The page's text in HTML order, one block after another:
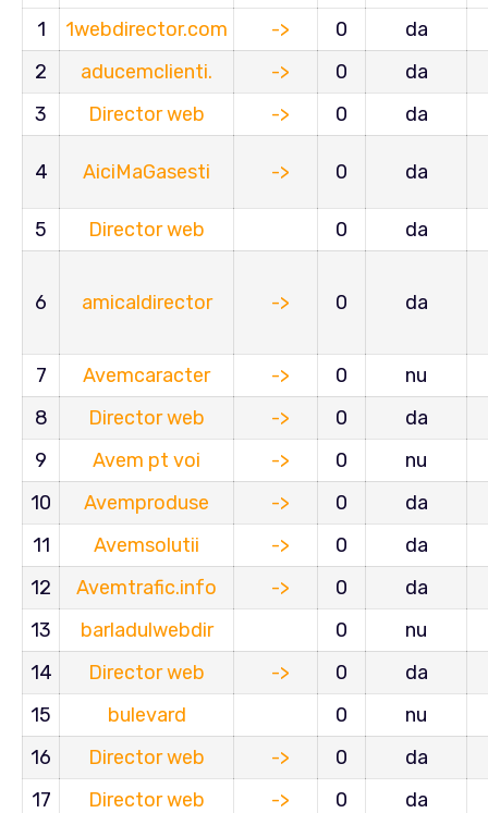
1 1webdirector.com -> 0
da
2
aducemclienti. -> 0
da
3
Director web -> 0 da
4 AiciMaGasesti -> 0 da
5 Director web 0 da
6 amicaldirector -> 0 da
7 Avemcaracter -> 0
nu
8
Director web -> 0
da
9
Avem pt voi -> 0
nu
10
Avemproduse -> 0
da
11
Avemsolutii -> 0
da
12
Avemtrafic.info -> 0
da
13
barladulwebdir 0
nu
14
Director web -> 0
da
15
bulevard 0
nu
16
Director web -> 0
da
17
Director web -> 0
da